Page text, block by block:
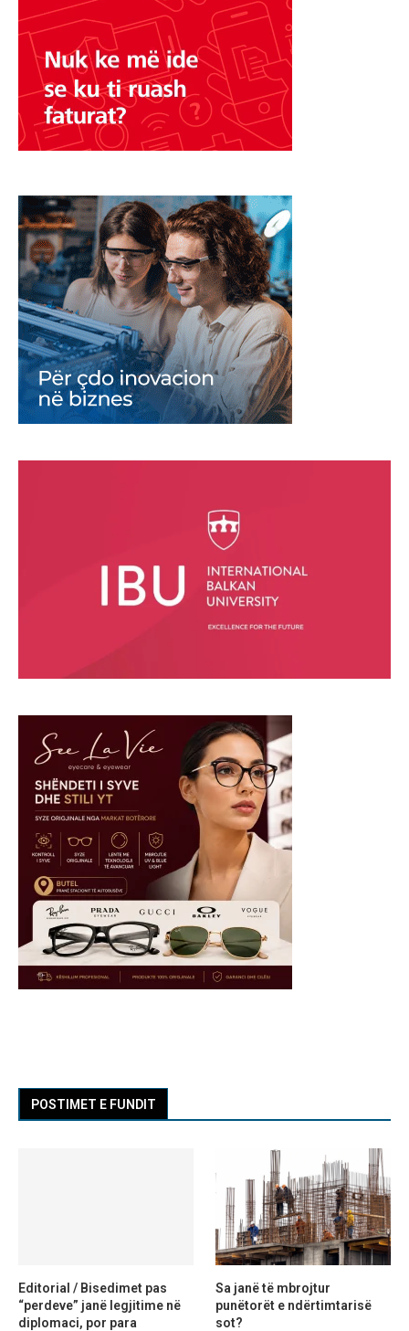
POSTIMET E FUNDIT
Editorial / Bisedimet pas
“perdeve” janë legjitime në
diplomaci, por para
Sa janë të mbrojtur
punëtorët e ndërtimtarisë
sot?